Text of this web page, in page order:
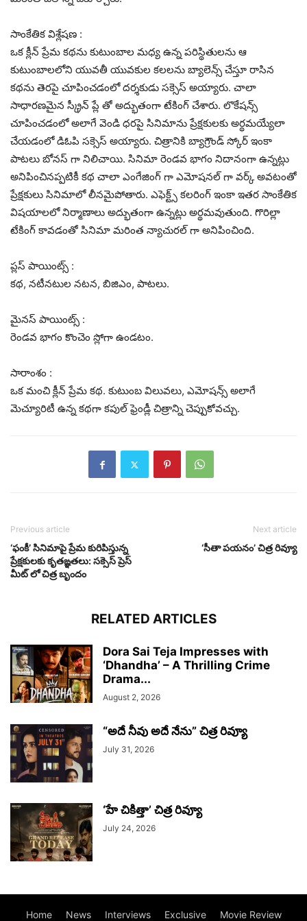
సాంకేతిక విశ్లేషణ :
ఒక క్లీన్ ప్రేమ కథను కుటుంబాల మధ్య ఉన్న పరిస్థితులను ఆ
కుటుంబాలలోని యువతీ యువకుల కలలను బ్యాలెన్స్ చేస్తూ రాసిన
కథను తెరపై చూపించడంలో దర్శకుడు సక్సెస్ అయ్యారు. చాలా
సాధారణమైన స్క్రీన్ ప్లే తో అద్భుతంగా టేకింగ్ చేశారు. లొకేషన్స్
చూపించడంలో అలాగే వెండి ధరపై సినిమాను ప్రేక్షకులకు అర్థమయ్యేలా
చేయడంలో డిఓపి సక్సెస్ అయ్యారు. చిత్రానికి బ్యాగ్రౌండ్ స్కోర్ ఇంకా
పాటలు బోనస్ గా నిలిచాయి. సినిమా రెండవ భాగం నిదానంగా ఉన్నట్లు
అనిపించినప్పటికీ కథ చాలా ఎంగేజింగ్ గా ఎమోషనల్ గా వర్క్ అవటంతో
ప్రేక్షకులు సినిమాలో లీనమైపోతారు. ఎఫెక్ట్స్ కలరింగ్ ఇంకా ఇతర సాంకేతిక
విషయాలలో నిర్మాణాలు అద్భుతంగా ఉన్నట్లు అర్థమవుతుంది. గొరిల్లా
టేకింగ్ కావడంతో సినిమా మరింత న్యాచురల్ గా అనిపించింది.
ప్లస్ పాయింట్స్ :
కథ, నటీనటుల నటన, బిజిఎం, పాటలు.
మైనస్ పాయింట్స్ :
రెండవ భాగం కొంచెం స్లోగా ఉండటం.
సారాంశం :
ఒక మంచి క్లీన్ ప్రేమ కథ. కుటుంబ విలువలు, ఎమోషన్స్ అలాగే
మెచ్యూరిటీ ఉన్న కథగా కపుల్ ఫ్రెండ్లీ చిత్రాన్ని చెప్పుకోవచ్చు.
Previous article
‘ఫంకీ’ సినిమాపై ప్రేమ కురిపిస్తున్న
ప్రేక్షకులకు కృతఙ్ఞతలు: సక్సెస్ ప్రెస్
మీట్ లో చిత్ర బృందం
Next article
‘సీతా పయనం’ చిత్ర రివ్యూ
RELATED ARTICLES
Dora Sai Teja Impresses with
‘Dhandha’ – A Thrilling Crime
Drama...
August 2, 2026
“అదే నీవు అదే నేను” చిత్ర రివ్యూ
July 31, 2026
‘హే చికిత్తా’ చిత్ర రివ్యూ
July 24, 2026
Home News Interviews Exclusive Movie Review